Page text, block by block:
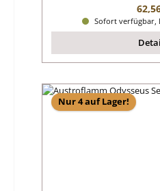
Sofort verfügbar,
Nur 4 auf Lager!